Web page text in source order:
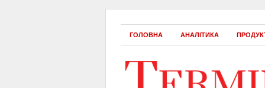
ГОЛОВНА АНАЛІТИКА